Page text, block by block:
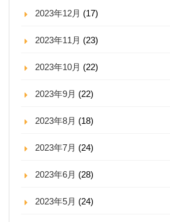
2023年12月 (17)
2023年11月 (23)
2023年10月 (22)
2023年9月 (22)
2023年8月 (18)
2023年7月 (24)
2023年6月 (28)
2023年5月 (24)